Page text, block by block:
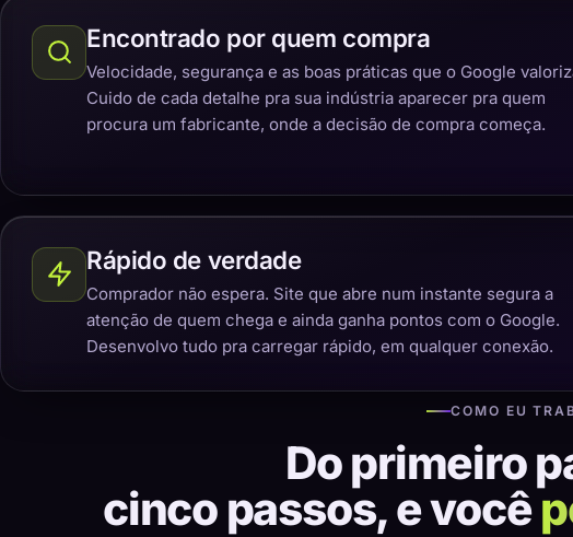
Encontrado por quem compra
Velocidade, segurança e as boas práticas que o Google
Cuido de cada detalhe pra sua indústria aparecer pra quem
procura um fabricante, onde a decisão de compra começa.
Rápido de verdade
Comprador não espera. Site que abre num instante segura a
atenção de quem chega e ainda ganha pontos com o Google.
Desenvolvo tudo pra carregar rápido, em qualquer conexão.
COMO EU
Do primeiro
cinco passos, e você